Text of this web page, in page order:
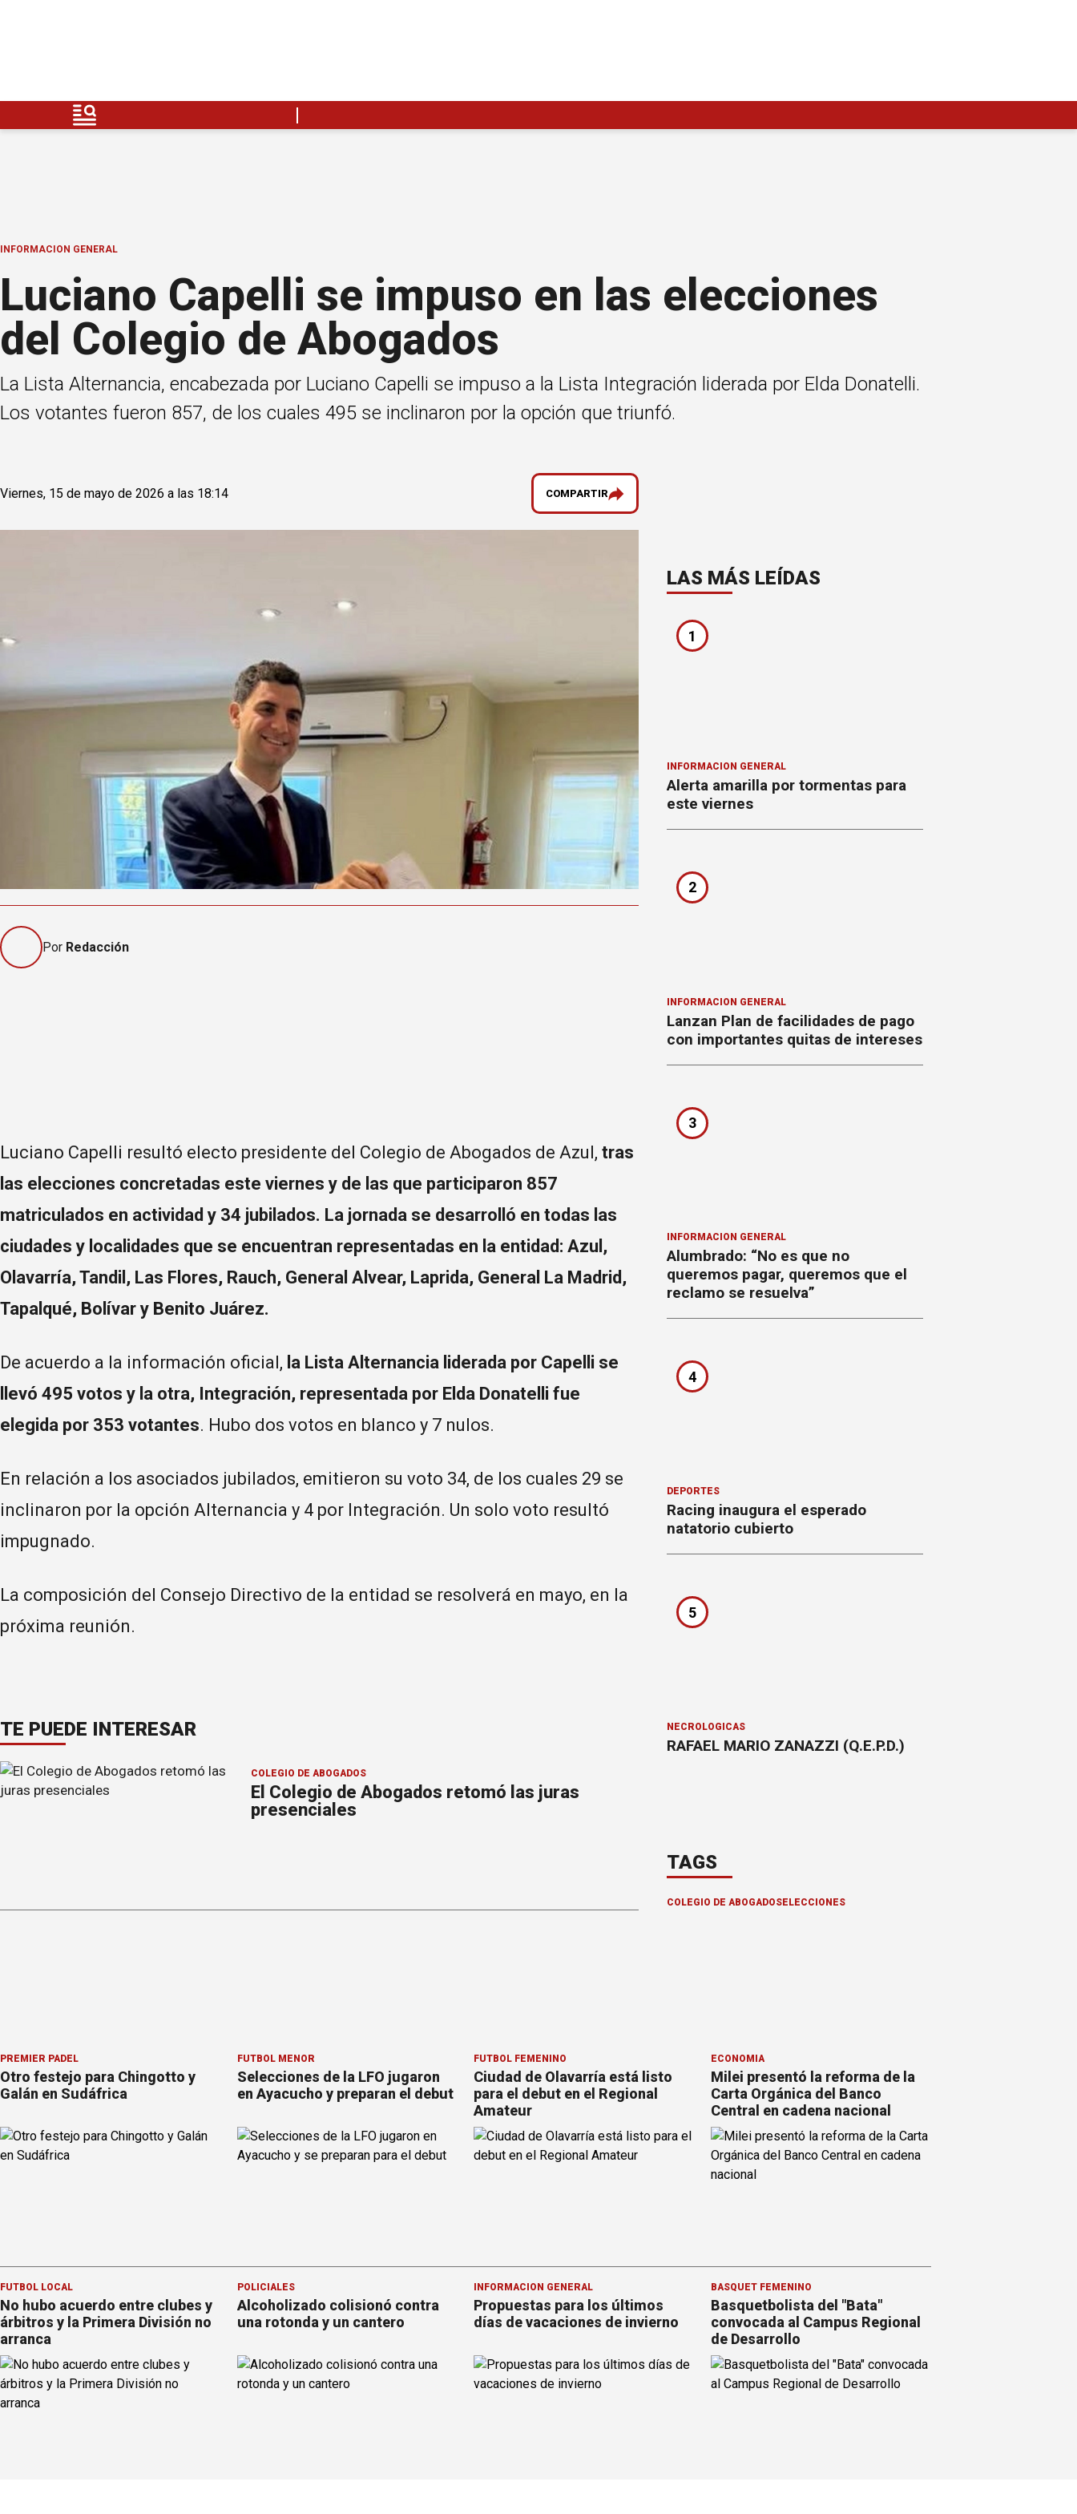
INFORMACION GENERAL
Luciano Capelli se impuso en las elecciones
del Colegio de Abogados
La Lista Alternancia, encabezada por Luciano Capelli se impuso a la Lista Integración liderada por Elda Donatelli.
Los votantes fueron 857, de los cuales 495 se inclinaron por la opción que triunfó.
Viernes, 15 de mayo de 2026 a las 18:14 COMPARTIR
Por Redacción
Luciano Capelli resultó electo presidente del Colegio de Abogados de Azul, tras
las elecciones concretadas este viernes y de las que participaron 857
matriculados en actividad y 34 jubilados. La jornada se desarrolló en todas las
ciudades y localidades que se encuentran representadas en la entidad: Azul,
Olavarría, Tandil, Las Flores, Rauch, General Alvear, Laprida, General La Madrid,
Tapalqué, Bolívar y Benito Juárez.
De acuerdo a la información oficial, la Lista Alternancia liderada por Capelli se
llevó 495 votos y la otra, Integración, representada por Elda Donatelli fue
elegida por 353 votantes. Hubo dos votos en blanco y 7 nulos.
En relación a los asociados jubilados, emitieron su voto 34, de los cuales 29 se
inclinaron por la opción Alternancia y 4 por Integración. Un solo voto resultó
impugnado.
La composición del Consejo Directivo de la entidad se resolverá en mayo, en la
próxima reunión.
TE PUEDE INTERESAR
COLEGIO DE ABOGADOS
El Colegio de Abogados retomó las juras
presenciales
LAS MÁS LEÍDAS
1
INFORMACION GENERAL
Alerta amarilla por tormentas para
este viernes
2
INFORMACION GENERAL
Lanzan Plan de facilidades de pago
con importantes quitas de intereses
3
INFORMACION GENERAL
Alumbrado: “No es que no
queremos pagar, queremos que el
reclamo se resuelva”
4
DEPORTES
Racing inaugura el esperado
natatorio cubierto
5
NECROLÓGICAS
RAFAEL MARIO ZANAZZI (Q.E.P.D.)
TAGS
COLEGIO DE ABOGADOS ELECCIONES
PREMIER PÁDEL
Otro festejo para Chingotto y
Galán en Sudáfrica
FÚTBOL MENOR
Selecciones de la LFO jugaron
en Ayacucho y preparan el debut
FÚTBOL FEMENINO
Ciudad de Olavarría está listo
para el debut en el Regional
Amateur
ECONOMÍA
Milei presentó la reforma de la
Carta Orgánica del Banco
Central en cadena nacional
FÚTBOL LOCAL
No hubo acuerdo entre clubes y
árbitros y la Primera División no
arranca
POLICIALES
Alcoholizado colisionó contra
una rotonda y un cantero
INFORMACION GENERAL
Propuestas para los últimos
días de vacaciones de invierno
BÁSQUET FEMENINO
Basquetbolista del "Bata"
convocada al Campus Regional
de Desarrollo